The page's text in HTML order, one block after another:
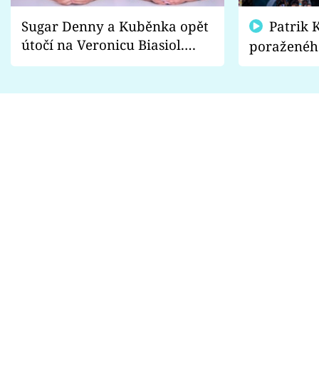
Sugar Denny a Kuběnka opět
útočí na Veronicu Biasiol.
Proč je podle nich falešná a
fanoušci